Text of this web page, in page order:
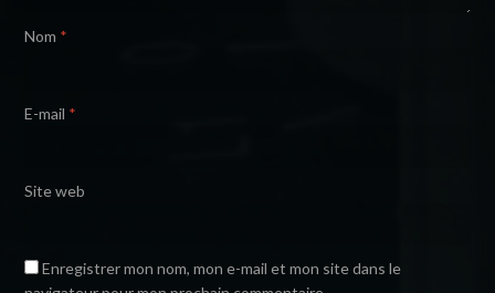
Nom *
E-mail *
Site web
Enregistrer mon nom, mon e-mail et mon site dans le